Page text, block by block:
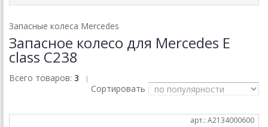
Запасные колеса Mercedes
Запасное колесо для Mercedes E
class C238
Всего товаров: 3 |
Сортировать
арт.: A2134000600